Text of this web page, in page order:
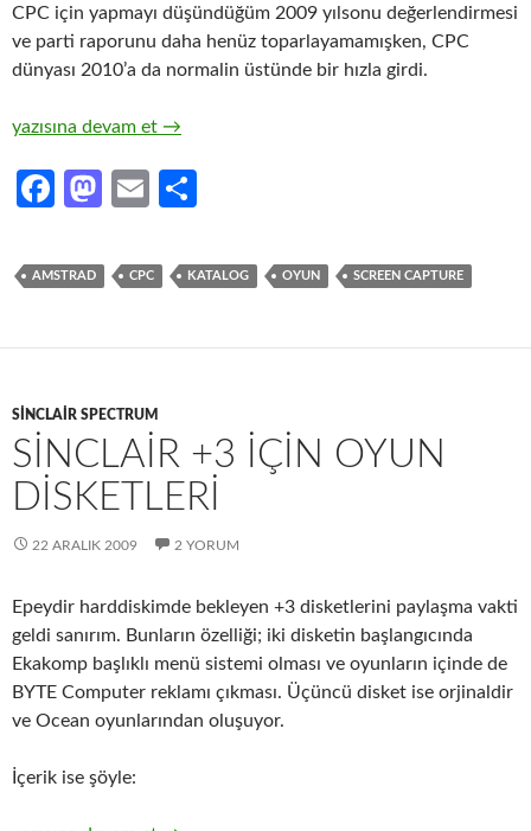
CPC için yapmayı düşündüğüm 2009 yılsonu değerlendirmesi
ve parti raporunu daha henüz toparlayamamışken, CPC
dünyası 2010’a da normalin üstünde bir hızla girdi.
CPC için Oyun Görüntü Katalogları
yazısına devam et →
Fa
b
o
M
to
o
E
ail ar
AMSTRAD CPC KATALOG OYUN SCREEN CAPTURE
SINCLAIR SPECTRUM
SINCLAIR +3 IÇIN OYUN
DISKETLERI
22 ARALIK 2009 2 YORUM
Epeydir harddiskimde bekleyen +3 disketlerini paylaşma vakti
geldi sanırım. Bunların özelliği; iki disketin başlangıcında
Ekakomp başlıklı menü sistemi olması ve oyunların içinde de
BYTE Computer reklamı çıkması. Üçüncü disket ise orjinaldir
ve Ocean oyunlarından oluşuyor.
İçerik ise şöyle: